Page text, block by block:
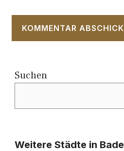
Suchen
Weitere Städte in